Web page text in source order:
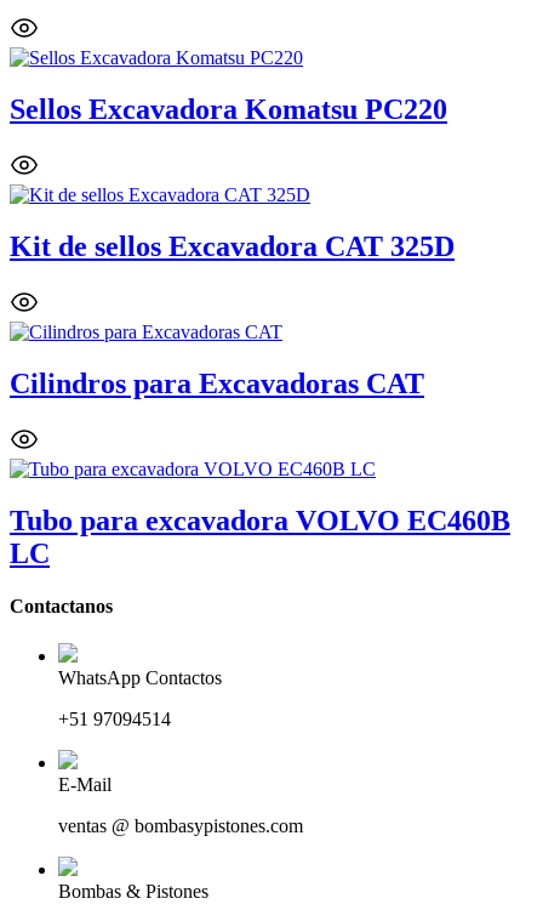
Sellos Excavadora Komatsu PC220
Kit de sellos Excavadora CAT 325D
Cilindros para Excavadoras CAT
Tubo para excavadora VOLVO EC460B
LC
Contactanos
WhatsApp Contactos
+51 97094514
E-Mail
ventas @ bombasypistones.com
Bombas & Pistones